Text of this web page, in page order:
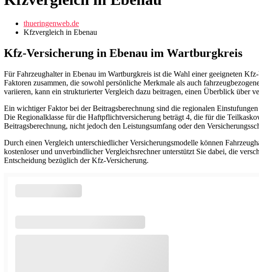
thueringenweb.de
Kfzvergleich in Ebenau
Kfz-Versicherung in Ebenau im Wartburgkreis
Für Fahrzeughalter in Ebenau im Wartburgkreis ist die Wahl einer geeigneten
Faktoren zusammen, die sowohl persönliche Merkmale als auch
variieren, kann ein strukturierter Vergleich dazu beitragen, einen Überblick über
Ein wichtiger Faktor bei der Beitragsberechnung sind die regionalen
Die Regionalklasse für die Haftpflichtversicherung beträgt 4, die für die
Beitragsberechnung, nicht jedoch den Leistungsumfang oder den
Durch einen Vergleich unterschiedlicher Versicherungsmodelle können
kostenloser und unverbindlicher Vergleichsrechner unterstützt Sie dabei, die
Entscheidung bezüglich der Kfz-Versicherung.